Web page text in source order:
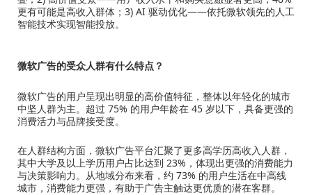
更有可能是高收入群体；3) AI 驱动优化——依托微软领先的人工
智能技术实现智能投放。
微软广告的受众人群有什么特点？
微软广告的用户呈现出明显的高价值特征，整体以年轻化的城市
中坚人群为主。超过 75% 的用户年龄在 45 岁以下，具备更强的
消费活力与品牌接受度。
在人群结构方面，微软广告平台汇聚了更多高学历高收入人群，
其中大学及以上学历用户占比达到 23%，体现出更强的消费能力
与决策影响力。从地域分布来看，约 73% 的用户生活在中高线
城市，消费能力更强，有助于广告主触达更优质的潜在客群。